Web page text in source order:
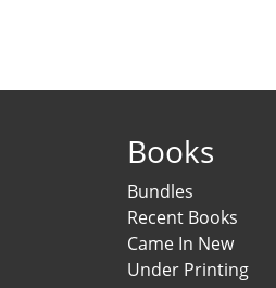
Books
Bundles
Recent Books
Came In New
Under Printing